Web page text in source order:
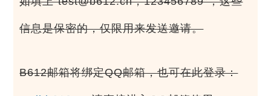
信息是保密的，仅限用来发送邀请。
B612邮箱将绑定QQ邮箱，也可在此登录：